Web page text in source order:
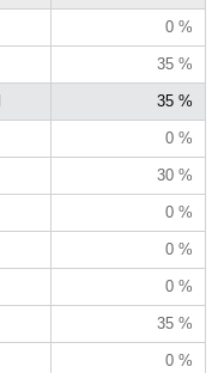
0 %
35 %
35 %
0 %
30 %
0 %
0 %
0 %
35 %
0 %